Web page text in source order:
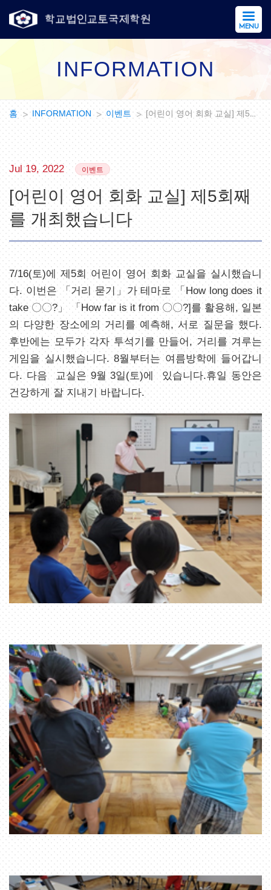
MENU
INFORMATION
홈 INFORMATION 이벤트 [어린이 영어 회화 교실] 제5회째를…
Jul 19, 2022 이벤트
[어린이 영어 회화 교실] 제5회째
를 개최했습니다
7/16(토)에 제5회 어린이 영어 회화 교실을 실시했습니
다. 이번은 「거리 묻기」가 테마로 「How long does it
take 〇〇?」 「How far is it from 〇〇?]를 활용해, 일본
의 다양한 장소에의 거리를 예측해, 서로 질문을 했다.
후반에는 모두가 각자 투석기를 만들어, 거리를 겨루는
게임을 실시했습니다. 8월부터는 여름방학에 들어갑니
다. 다음 교실은 9월 3일(토)에 있습니다.휴일 동안은
건강하게 잘 지내기 바랍니다.